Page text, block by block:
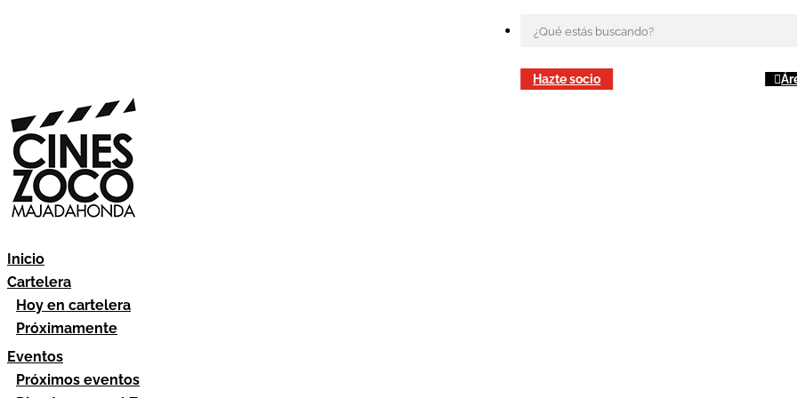
Hazte socio
Inicio
Cartelera
Hoy en cartelera
Próximamente
Eventos
Próximos eventos